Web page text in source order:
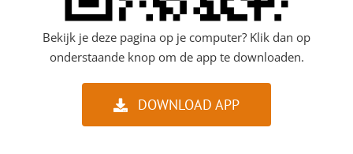
Bekijk je deze pagina op je computer? Klik dan op
onderstaande knop om de app te downloaden.
DOWNLOAD APP